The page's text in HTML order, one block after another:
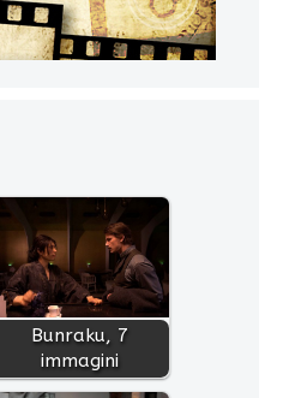
Bunraku, 7
immagini